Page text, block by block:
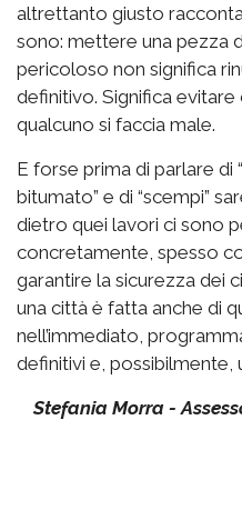
altrettanto giusto
sono: mettere una pezza
pericoloso non significa
definitivo. Significa evitare
qualcuno si faccia male.
E forse prima di parlare di
bitumato” e di “scempi”
dietro quei lavori ci sono
concretamente, spesso
garantire la sicurezza dei
una città è fatta anche di
nell’immediato,
definitivi e, possibilmente,
Stefania Morra -